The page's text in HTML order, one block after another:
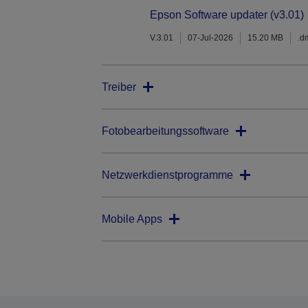
Epson Software updater (v3.01)
V.3.01 07-Jul-2026 15.20 MB
Treiber
Fotobearbeitungssoftware
Netzwerkdienstprogramme
Mobile Apps